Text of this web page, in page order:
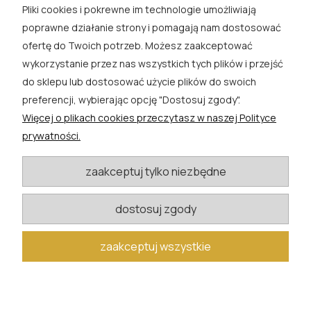
ROSA ĆWIK
SKLEP
EXTRA
KATEGORIE BLOGU
W razie pytań i wątpliwości prosimy o kontakt
biuro@rosacwik.pl
Pliki cookies i pokrewne im technologie umożliwiają
poprawne działanie strony i pomagają nam dostosować
ofertę do Twoich potrzeb. Możesz zaakceptować
wykorzystanie przez nas wszystkich tych plików i przejść
do sklepu lub dostosować użycie plików do swoich
preferencji, wybierając opcję "Dostosuj zgody".
Więcej o plikach cookies przeczytasz w naszej Polityce
prywatności.
zaakceptuj tylko niezbędne
dostosuj zgody
zaakceptuj wszystkie